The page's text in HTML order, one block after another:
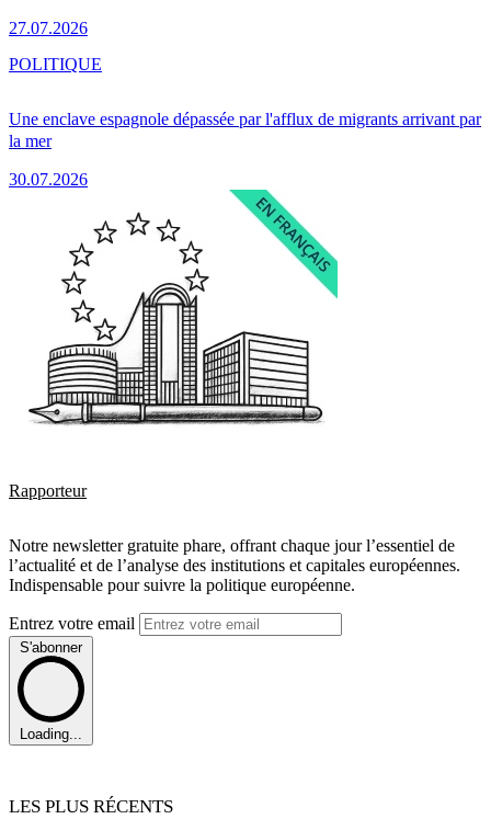
27.07.2026
Une enclave espagnole dépassée par l'afflux de migrants arrivant par
la mer
30.07.2026
POLITIQUE
Rapporteur
Notre newsletter gratuite phare, offrant chaque jour l’essentiel de
l’actualité et de l’analyse des institutions et capitales européennes.
Indispensable pour suivre la politique européenne.
Entrez votre email
S'abonner
Loading...
LES PLUS RÉCENTS